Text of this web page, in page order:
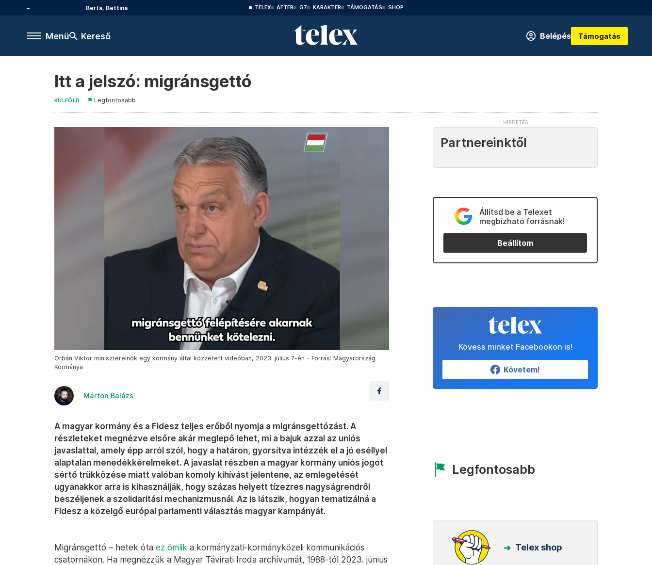
Berta, Bettina TELEX AFTER G7 KARAKTER TÁMOGATÁS SHOP
Menü Kereső Belépés Támogatás
Itt a jelszó: migránsgettó
KÜLFÖLD Legfontosabb
Orbán Viktor miniszterelnök egy kormány által közzétett videóban, 2023. július 7-én – Forrás: Magyarország
Kormánya
Márton Balázs
A magyar kormány és a Fidesz teljes erőből nyomja a migránsgettózást. A
részleteket megnézve elsőre akár meglepő lehet, mi a bajuk azzal az uniós
javaslattal, amely épp arról szól, hogy a határon, gyorsítva intézzék el a jó eséllyel
alaptalan menedékkérelmeket. A javaslat részben a magyar kormány uniós jogot
sértő trükközése miatt valóban komoly kihívást jelentene, az emlegetését
ugyanakkor arra is kihasználják, hogy százas helyett tízezres nagyságrendről
beszéljenek a szolidaritási mechanizmusnál. Az is látszik, hogyan tematizálná a
Fidesz a közelgő európai parlamenti választás magyar kampányát.
Migránsgettó – hetek óta ez ömlik a kormányzati-kormányközeli kommunikációs
csatornákon. Ha megnézzük a Magyar Távirati Iroda archívumát, 1988-tól 2023. június
Partnereinktől
Állítsd be a Telexet
megbízható forrásnak!
Beállítom
Kövess minket Facebookon is!
Követem!
Legfontosabb
Telex shop